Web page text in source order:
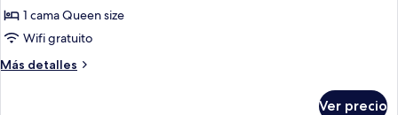
Habitación
doble
1 cama Queen size
Wifi gratuito
Más detalles
Más
Ver precio